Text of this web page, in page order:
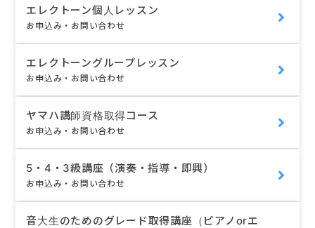
エレクトーン個人レッスン
お申込み・お問い合わせ
エレクトーングループレッスン
お申込み・お問い合わせ
ヤマハ講師資格取得コース
お申込み・お問い合わせ
5・4・3級講座（演奏・指導・即興）
お申込み・お問い合わせ
音大生のためのグレード取得講座（ピアノorエ